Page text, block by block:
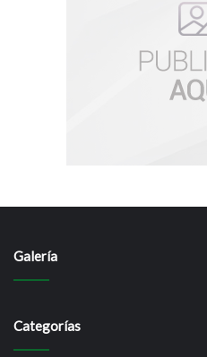
Galería
Categorías